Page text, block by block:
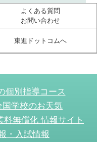
よくある質問
お問い合わせ
東進ドットコムへ
個別指導コース
学校のお天気
無償化 情報サイト
・入試情報